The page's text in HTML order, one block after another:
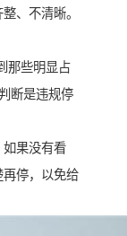
、不清晰。
那些明显占
断是违规停
如果没有看
停，以免给